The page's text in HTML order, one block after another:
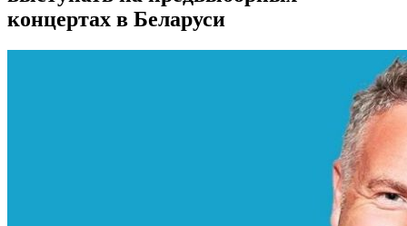
концертах в Беларуси